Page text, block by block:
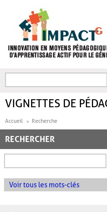
FORMULAIRE DE
VIGNETTES DE
Accueil Recherche
RECHERCHER
Voir tous les mots-clés